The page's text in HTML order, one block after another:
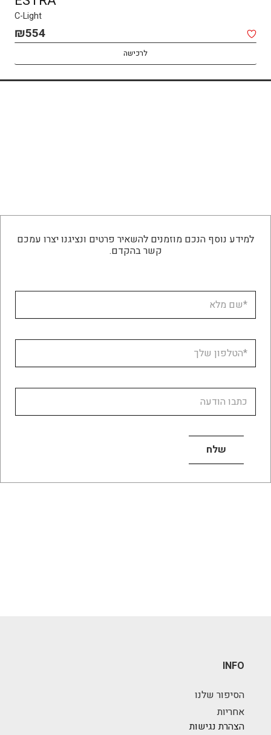
C-Light
₪554
לרכישה
למידע נוסף הנכם מוזמנים להשאיר פרטים ונציגנו יצרו עמכם
קשר בהקדם.
INFO
הסיפור שלנו
אחריות
הצהרת נגישות